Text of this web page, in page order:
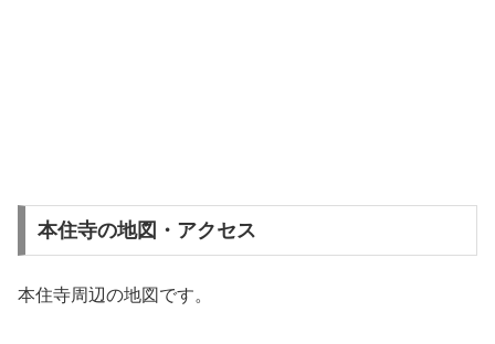
本住寺の地図・アクセス
本住寺周辺の地図です。